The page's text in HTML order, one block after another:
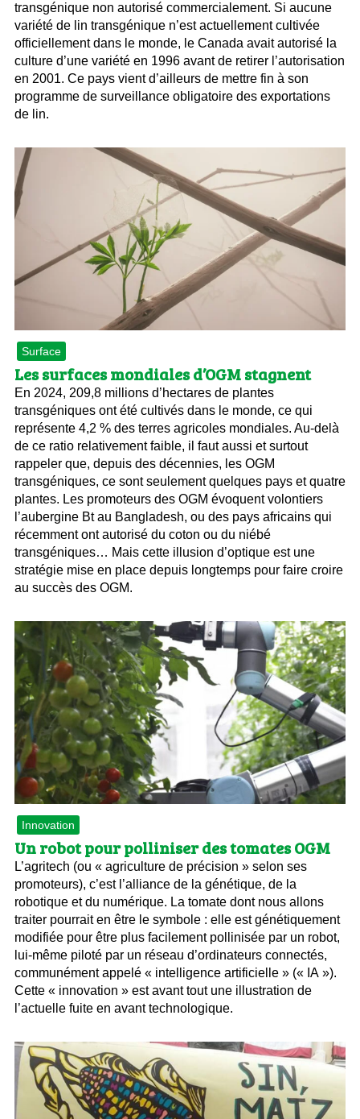
transgénique non autorisé commercialement. Si aucune
variété de lin transgénique n’est actuellement cultivée
officiellement dans le monde, le Canada avait autorisé la
culture d’une variété en 1996 avant de retirer l’autorisation
en 2001. Ce pays vient d’ailleurs de mettre fin à son
programme de surveillance obligatoire des exportations
de lin.
Surface
Les surfaces mondiales d’OGM stagnent
En 2024, 209,8 millions d’hectares de plantes
transgéniques ont été cultivés dans le monde, ce qui
représente 4,2 % des terres agricoles mondiales. Au-delà
de ce ratio relativement faible, il faut aussi et surtout
rappeler que, depuis des décennies, les OGM
transgéniques, ce sont seulement quelques pays et quatre
plantes. Les promoteurs des OGM évoquent volontiers
l’aubergine Bt au Bangladesh, ou des pays africains qui
récemment ont autorisé du coton ou du niébé
transgéniques… Mais cette illusion d’optique est une
stratégie mise en place depuis longtemps pour faire croire
au succès des OGM.
Innovation
Un robot pour polliniser des tomates OGM
L’agritech (ou « agriculture de précision » selon ses
promoteurs), c’est l’alliance de la génétique, de la
robotique et du numérique. La tomate dont nous allons
traiter pourrait en être le symbole : elle est génétiquement
modifiée pour être plus facilement pollinisée par un robot,
lui-même piloté par un réseau d’ordinateurs connectés,
communément appelé « intelligence artificielle » (« IA »).
Cette « innovation » est avant tout une illustration de
l’actuelle fuite en avant technologique.